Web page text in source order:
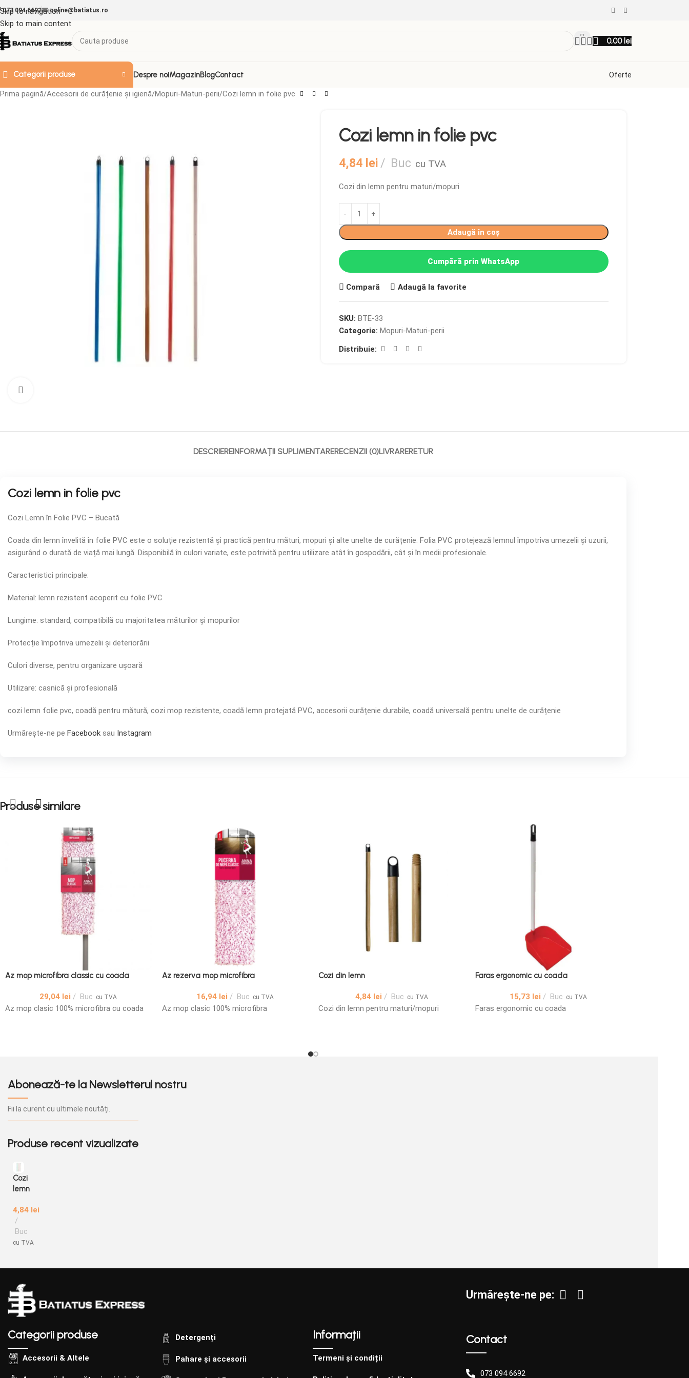
Skip to navigation
Skip to main content
073 094 6692 online@batiatus.ro
0,00 lei
Categorii produse
Folie Strech
Sticle de plastic
Despre noiMagazinBlogContact Oferte
Prima pagină Accesorii de curățenie și igienă Mopuri-Maturi-perii Cozi lemn in folie pvc
Cozi lemn in folie pvc
4,84 lei Buc cu TVA
Cozi din lemn pentru maturi/mopuri
Adaugă în coș
Cumpără prin WhatsApp
Compară Adaugă la favorite
SKU: BTE-33
Categorie: Mopuri-Maturi-perii
Distribuie:
DESCRIEREINFORMAȚII SUPLIMENTARERECENZII (0)LIVRARERETUR
Cozi lemn in folie pvc
Cozi Lemn în Folie PVC – Bucată
Coada din lemn învelită în folie PVC este o soluție rezistentă și practică pentru mături, mopuri și alte unelte de curățenie. Folia PVC protejează lemnul împotriva umezelii și uzurii,
asigurând o durată de viață mai lungă. Disponibilă în culori variate, este potrivită pentru utilizare atât în gospodării, cât și în medii profesionale.
Caracteristici principale:
Material: lemn rezistent acoperit cu folie PVC
Lungime: standard, compatibilă cu majoritatea măturilor și mopurilor
Protecție împotriva umezelii și deteriorării
Culori diverse, pentru organizare ușoară
Utilizare: casnică și profesională
cozi lemn folie pvc, coadă pentru mătură, cozi mop rezistente, coadă lemn protejată PVC, accesorii curățenie durabile, coadă universală pentru unelte de curățenie
Urmărește-ne pe Facebook sau Instagram
Produse similare
Az mop microfibra classic cu coada
29,04 lei Buc cu TVA
Az mop clasic 100% microfibra cu coada
Az rezerva mop microfibra
16,94 lei Buc cu TVA
Az mop clasic 100% microfibra
Cozi din lemn
4,84 lei Buc cu TVA
Cozi din lemn pentru maturi/mopuri
Faras ergonomic cu coada
15,73 lei Buc cu TVA
Faras ergonomic cu coada
Abonează-te la Newsletterul nostru
Fii la curent cu ultimele noutăți.
Produse recent vizualizate
Cozi
lemn
folie
pvc
4,84 lei
Buc
cu TVA
Categorii produse
Accesorii & Altele
Detergenți
Pahare și accesorii
Informații
Termeni și condiții
Urmărește-ne pe:
Contact
073 094 6692